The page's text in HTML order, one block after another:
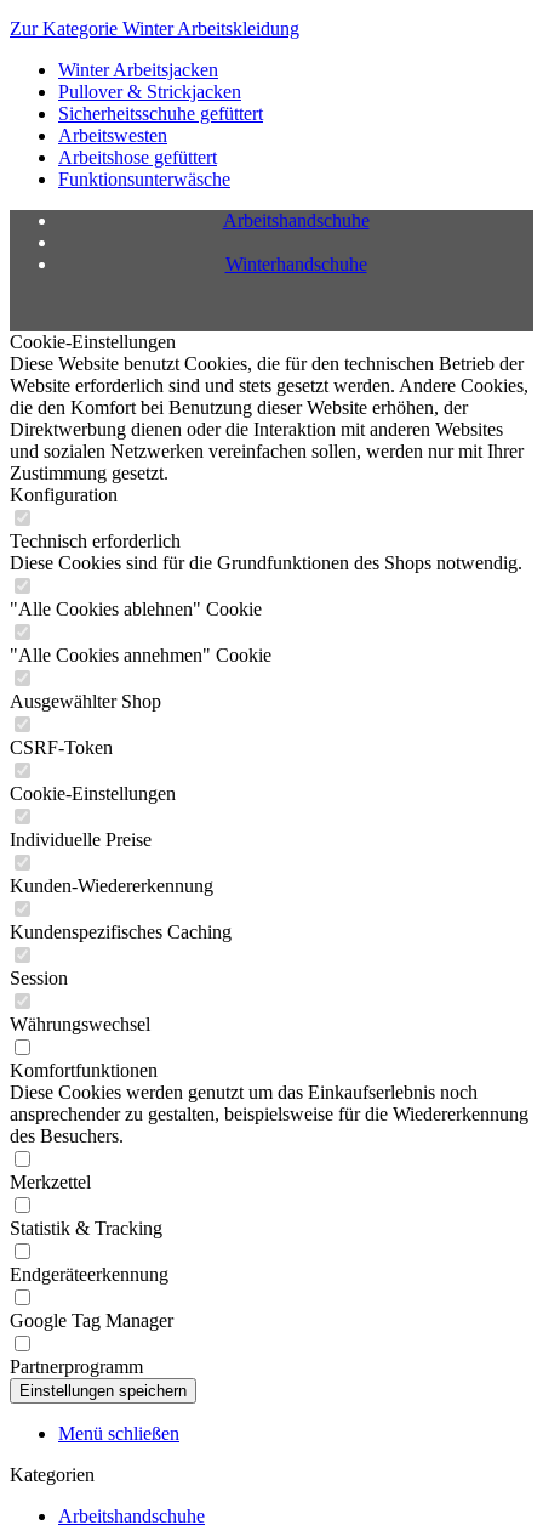
Zur Kategorie Winter Arbeitskleidung
Winter Arbeitsjacken
Pullover & Strickjacken
Sicherheitsschuhe gefüttert
Arbeitswesten
Arbeitshose gefüttert
Funktionsunterwäsche
Arbeitshandschuhe
Winterhandschuhe
Cookie-Einstellungen
Diese Website benutzt Cookies, die für den technischen Betrieb der
Website erforderlich sind und stets gesetzt werden. Andere Cookies,
die den Komfort bei Benutzung dieser Website erhöhen, der
Direktwerbung dienen oder die Interaktion mit anderen Websites
und sozialen Netzwerken vereinfachen sollen, werden nur mit Ihrer
Zustimmung gesetzt.
Konfiguration
Technisch erforderlich
Diese Cookies sind für die Grundfunktionen des Shops notwendig.
"Alle Cookies ablehnen" Cookie
"Alle Cookies annehmen" Cookie
Ausgewählter Shop
CSRF-Token
Cookie-Einstellungen
Individuelle Preise
Kunden-Wiedererkennung
Kundenspezifisches Caching
Session
Währungswechsel
Komfortfunktionen
Diese Cookies werden genutzt um das Einkaufserlebnis noch
ansprechender zu gestalten, beispielsweise für die Wiedererkennung
des Besuchers.
Merkzettel
Statistik & Tracking
Endgeräteerkennung
Google Tag Manager
Partnerprogramm
Menü schließen
Kategorien
Arbeitshandschuhe